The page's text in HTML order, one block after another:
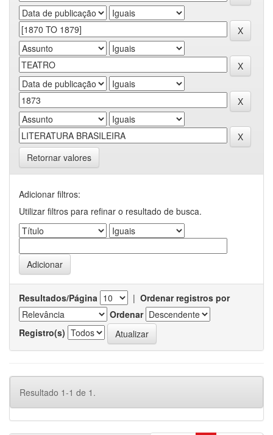
Retornar valores
Adicionar filtros:
Utilizar filtros para refinar o resultado de busca.
Resultados/Página | Ordenar registros por
Ordenar
Registro(s)
Resultado 1-1 de 1.